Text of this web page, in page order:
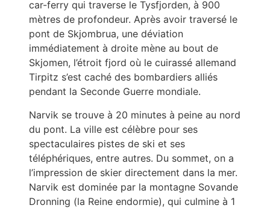
car-ferry qui traverse le Tysfjorden, à 900
mètres de profondeur. Après avoir traversé le
pont de Skjombrua, une déviation
immédiatement à droite mène au bout de
Skjomen, l’étroit fjord où le cuirassé allemand
Tirpitz s’est caché des bombardiers alliés
pendant la Seconde Guerre mondiale.
Narvik se trouve à 20 minutes à peine au nord
du pont. La ville est célèbre pour ses
spectaculaires pistes de ski et ses
téléphériques, entre autres. Du sommet, on a
l’impression de skier directement dans la mer.
Narvik est dominée par la montagne Sovande
Dronning (la Reine endormie), qui culmine à 1